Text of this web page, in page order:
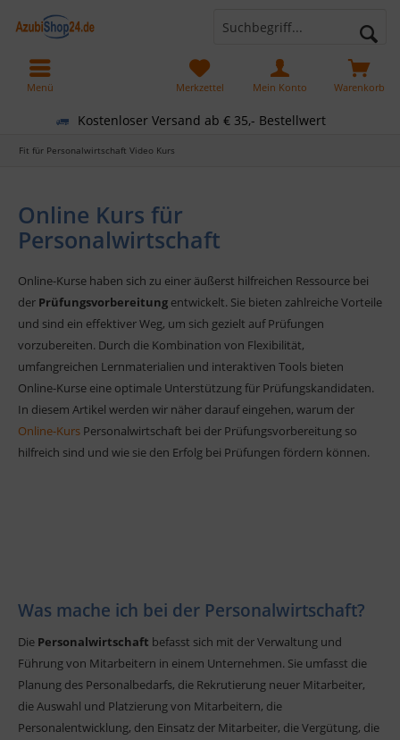
Kostenloser Versand ab € 35,- Bestellwert
Warenkorb
Merkzettel Mein Konto
Menü
Fit für Personalwirtschaft Video Kurs
Online Kurs für
Personalwirtschaft
Online-Kurse haben sich zu einer äußerst hilfreichen Ressource bei
der Prüfungsvorbereitung entwickelt. Sie bieten zahlreiche Vorteile
und sind ein effektiver Weg, um sich gezielt auf Prüfungen
vorzubereiten. Durch die Kombination von Flexibilität,
umfangreichen Lernmaterialien und interaktiven Tools bieten
Online-Kurse eine optimale Unterstützung für Prüfungskandidaten.
In diesem Artikel werden wir näher darauf eingehen, warum der
Online-Kurs Personalwirtschaft bei der Prüfungsvorbereitung so
hilfreich sind und wie sie den Erfolg bei Prüfungen fördern können.
Was mache ich bei der Personalwirtschaft?
Die Personalwirtschaft befasst sich mit der Verwaltung und
Führung von Mitarbeitern in einem Unternehmen. Sie umfasst die
Planung des Personalbedarfs, die Rekrutierung neuer Mitarbeiter,
die Auswahl und Platzierung von Mitarbeitern, die
Personalentwicklung, den Einsatz der Mitarbeiter, die Vergütung, die